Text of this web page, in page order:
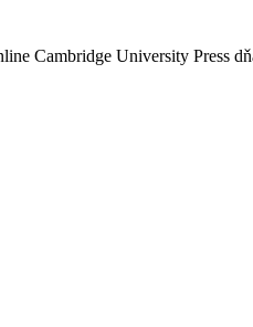
Cambridge University Press